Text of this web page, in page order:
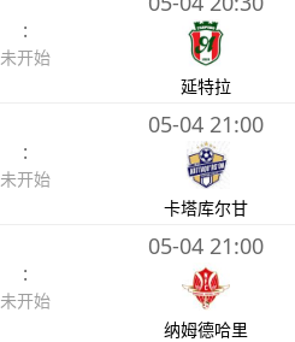
:
未开始
延特拉
:
未开始
05-04 21:00
卡塔库尔甘
:
未开始
05-04 21:00
纳姆德哈里